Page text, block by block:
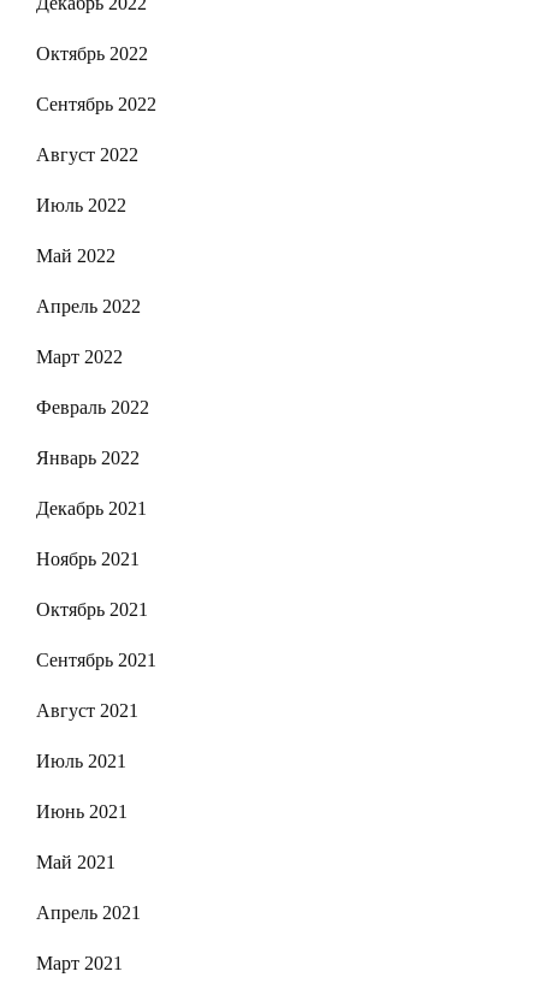
Октябрь 2022
Сентябрь 2022
Август 2022
Июль 2022
Май 2022
Апрель 2022
Март 2022
Февраль 2022
Январь 2022
Декабрь 2021
Ноябрь 2021
Октябрь 2021
Сентябрь 2021
Август 2021
Июль 2021
Июнь 2021
Май 2021
Апрель 2021
Март 2021